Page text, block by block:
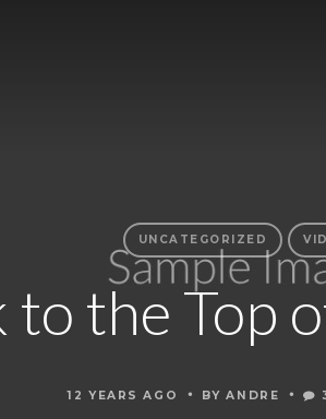
UNCATEGORIZED
to the Top
12 YEARS AGO • BYANDRE •